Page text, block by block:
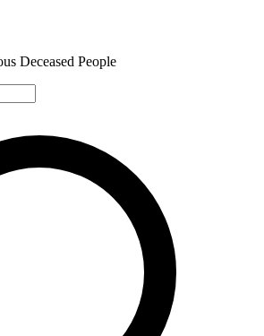
Deceased People